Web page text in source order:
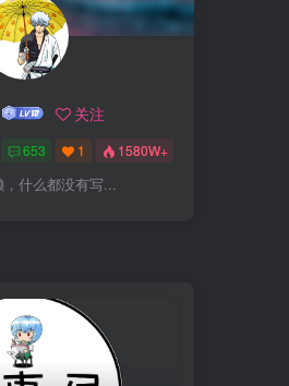
关注
653 1 1580W+
什么都没有写...